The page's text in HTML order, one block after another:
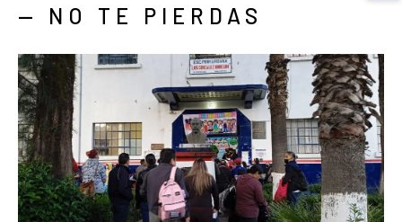
— NO TE PIERDAS